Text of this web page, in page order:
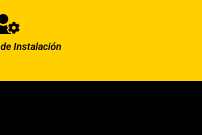
Instalación